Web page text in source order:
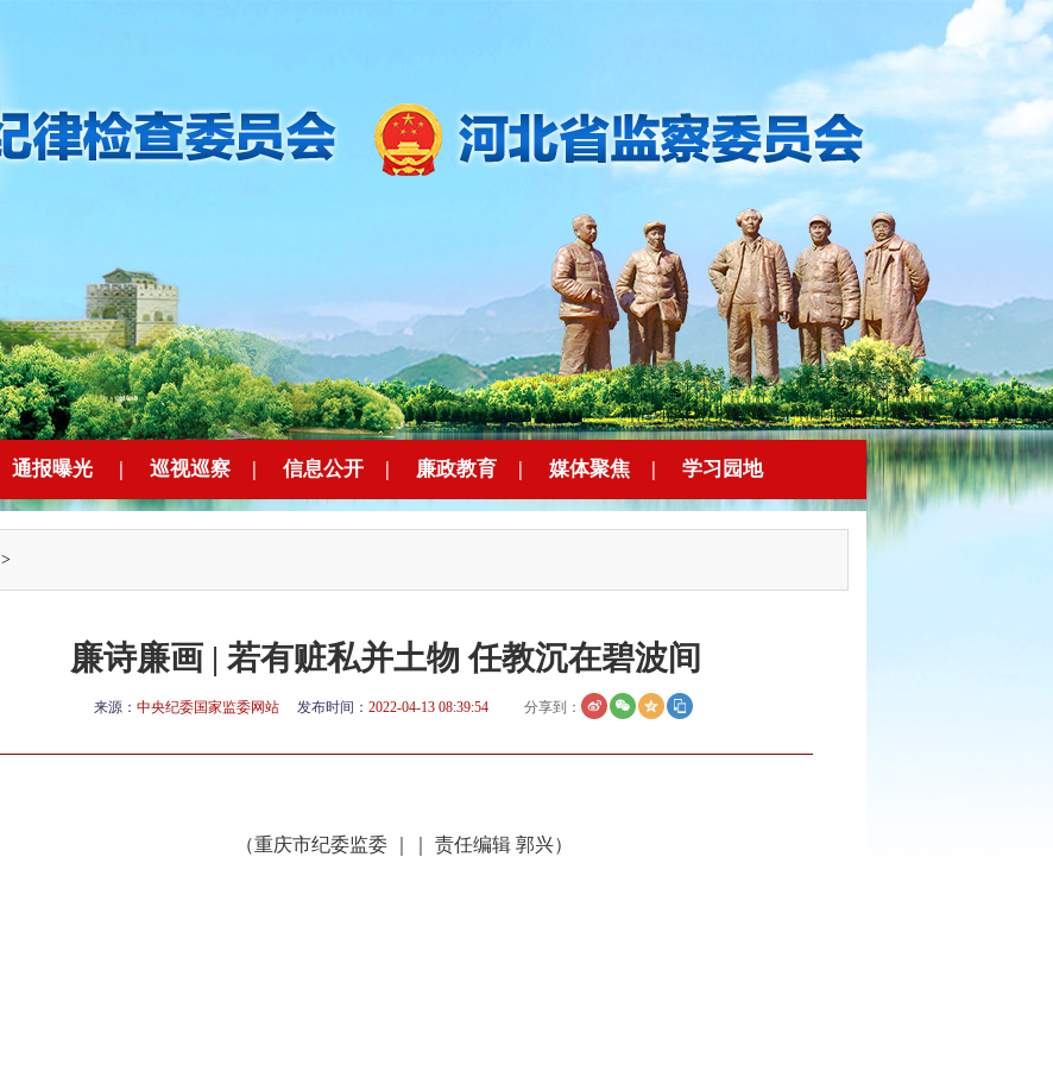
通报曝光 | 巡视巡察 | 信息公开 | 廉政教育 | 媒体聚焦 | 学习园地
>
廉诗廉画 | 若有赃私并土物 任教沉在碧波间
来源： 中央纪委国家监委网站 发布时间： 2022-04-13 08:39:54 分享到：
（重庆市纪委监委 ｜｜ 责任编辑 郭兴）